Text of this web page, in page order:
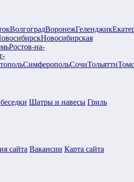
ВолгоградВоронежГеленджик
Новосибирская
Ростов-на-
СимферопольСочиТольятти
Шатры и навесы Гриль
сайта Вакансии Карта сайта